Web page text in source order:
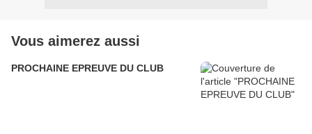
Vous aimerez aussi
PROCHAINE EPREUVE DU CLUB